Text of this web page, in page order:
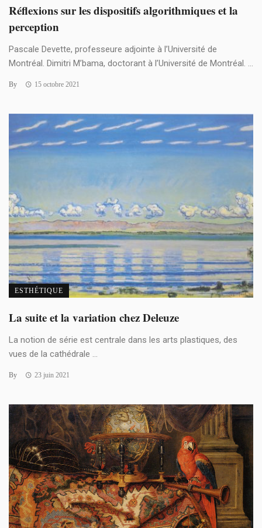
Réflexions sur les dispositifs algorithmiques et la
perception
Pascale Devette, professeure adjointe à l’Université de
Montréal. Dimitri M’bama, doctorant à l’Université de Montréal. ...
By 15 octobre 2021
ESTHÉTIQUE
La suite et la variation chez Deleuze
La notion de série est centrale dans les arts plastiques, des
vues de la cathédrale ...
By 23 juin 2021